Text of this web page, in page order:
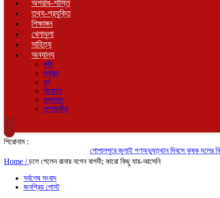
অপরাধ-শাস্তি
তথ্য-প্রযুক্তি
শিক্ষাঙ্গন
খেলাধুলা
সাহিত্য
অন্যান্য
কৃষি
স্বাস্থ্য
ধর্ম
বিনোদন
মুক্তমত
সম্পাদকীয়
শিরোনাম :
গোপালপুরে জুলাই গণঅভ্যুত্থান দিবসে কৃষক দলের
Home /চলে গেলেন রানার নগেন বাগদী; কারো কিছু যায়-আসেনি
সর্বশেষ সংবাদ
জনপ্রিয় পোস্ট